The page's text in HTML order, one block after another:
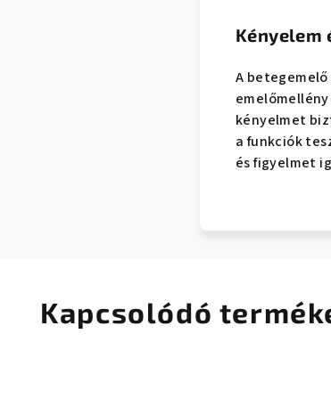
Kényelem
A
kényelmet
a funkciók
és figyelmet
Kapcsolódó